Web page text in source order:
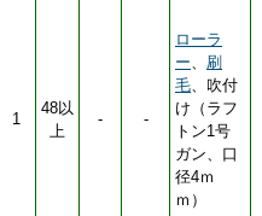
1
48以
上
- -
ローラ
ー、 刷
毛、吹付
け（ラフ
トン1号
ガン、口
径4ｍ
ｍ）